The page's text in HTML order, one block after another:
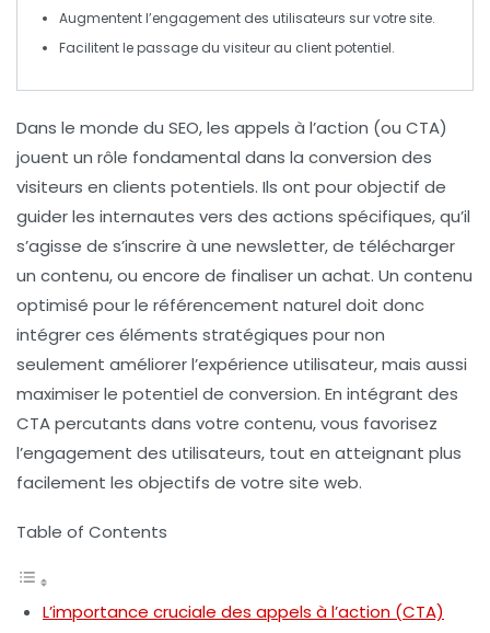
Augmentent l’engagement des utilisateurs sur votre site.
Facilitent le passage du visiteur au client potentiel.
Dans le monde du SEO, les appels à l’action (ou CTA)
jouent un rôle fondamental dans la conversion des
visiteurs en clients potentiels. Ils ont pour objectif de
guider les internautes vers des actions spécifiques, qu’il
s’agisse de s’inscrire à une newsletter, de télécharger
un contenu, ou encore de finaliser un achat. Un contenu
optimisé pour le référencement naturel doit donc
intégrer ces éléments stratégiques pour non
seulement améliorer l’expérience utilisateur, mais aussi
maximiser le potentiel de conversion. En intégrant des
CTApercutants dans votre contenu, vous favorisez
l’engagement des utilisateurs, tout en atteignant plus
facilement les objectifs de votre site web.
Table of Contents
L’importance cruciale des appels à l’action (CTA)